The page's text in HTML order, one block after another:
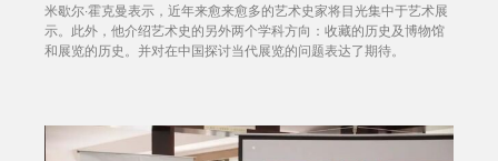
米歇尔·霍克曼表示，近年来愈来愈多的艺术史家将目光集中于艺术展
示。此外，他介绍艺术史的另外两个学科方向：收藏的历史及博物馆
和展览的历史。并对在中国探讨当代展览的问题表达了期待。